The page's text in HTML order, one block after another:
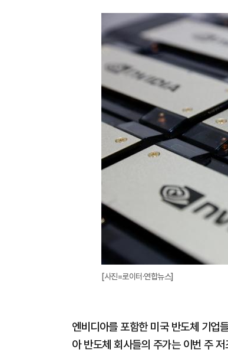
[사진=로이터·연합뉴스]
엔비디아를 포함한 미국 반도체 기업
아 반도체 회사들의 주가는 이번 주